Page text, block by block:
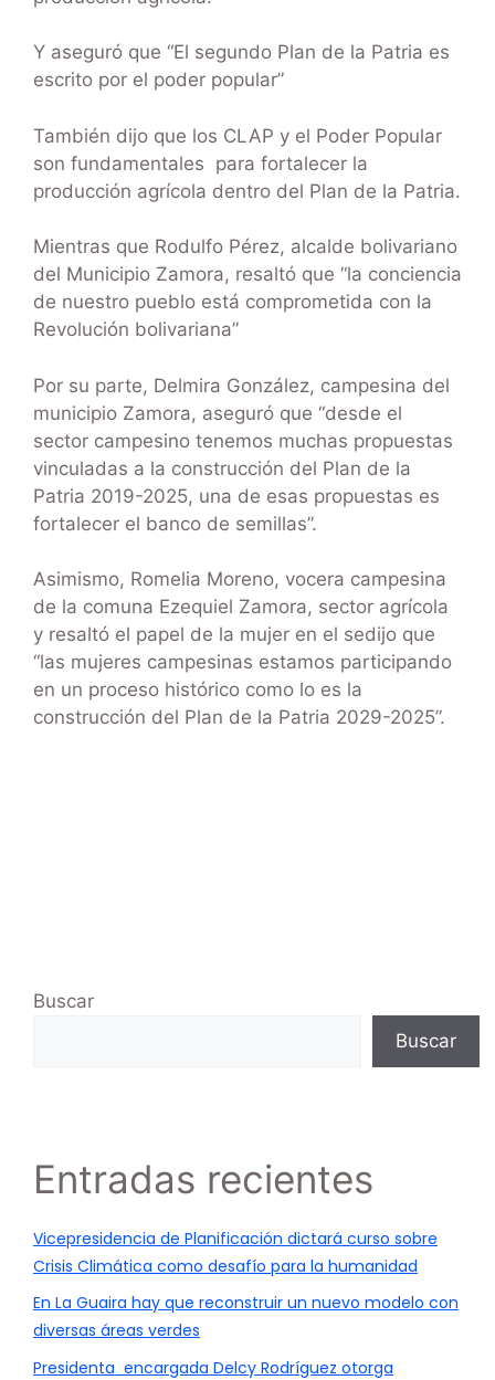
Y aseguró que “El segundo Plan de la Patria es
escrito por el poder popular”
También dijo que los CLAP y el Poder Popular
son fundamentales para fortalecer la
producción agrícola dentro del Plan de la Patria.
Mientras que Rodulfo Pérez, alcalde bolivariano
del Municipio Zamora, resaltó que “la conciencia
de nuestro pueblo está comprometida con la
Revolución bolivariana”
Por su parte, Delmira González, campesina del
municipio Zamora, aseguró que “desde el
sector campesino tenemos muchas propuestas
vinculadas a la construcción del Plan de la
Patria 2019-2025, una de esas propuestas es
fortalecer el banco de semillas”.
Asimismo, Romelia Moreno, vocera campesina
de la comuna Ezequiel Zamora, sector agrícola
y resaltó el papel de la mujer en el sedijo que
“las mujeres campesinas estamos participando
en un proceso histórico como lo es la
construcción del Plan de la Patria 2029-2025”.
Buscar
Buscar
Entradas recientes
Vicepresidencia de Planificación dictará curso sobre
Crisis Climática como desafío para la humanidad
En La Guaira hay que reconstruir un nuevo modelo con
diversas áreas verdes
Presidenta encargada Delcy Rodríguez otorga